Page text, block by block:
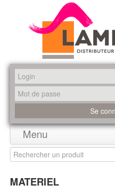
Menu
Accueil
MATERIEL